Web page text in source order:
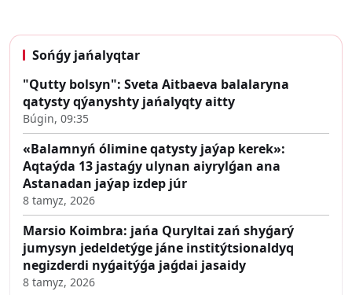
Sońǵy jańalyqtar
"Qutty bolsyn": Sveta Aitbaeva balalaryna
qatysty qýanyshty jańalyqty aitty
Búgin, 09:35
«Balamnyń ólimine qatysty jaýap kerek»:
Aqtaýda 13 jastaǵy ulynan aiyrylǵan ana
Astanadan jaýap izdep júr
8 tamyz, 2026
Marsio Koimbra: jańa Quryltai zań shyǵarý
jumysyn jedeldetýge jáne institýtsionaldyq
negizderdi nyǵaitýǵa jaǵdai jasaidy
8 tamyz, 2026